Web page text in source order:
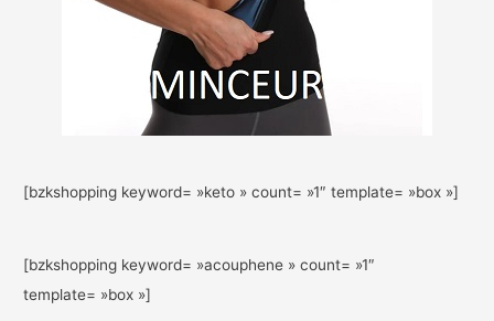
[bzkshopping keyword= »keto » count= »1″ template= »box »]
[bzkshopping keyword= »acouphene » count= »1″
template= »box »]